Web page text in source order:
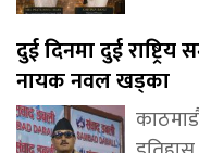
दुई दिनमा दुई
नायक नवल खड्का